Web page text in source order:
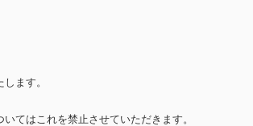
ます。
てはこれを禁止させていただきます。